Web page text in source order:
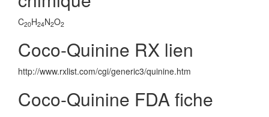
C20H24N2O2
Coco-Quinine RX lien
http://www.rxlist.com/cgi/generic3/quinine.htm
Coco-Quinine FDA fiche